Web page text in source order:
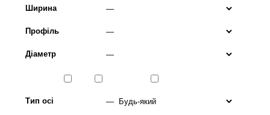
Ширина
Профіль
Діаметр
Тип осі